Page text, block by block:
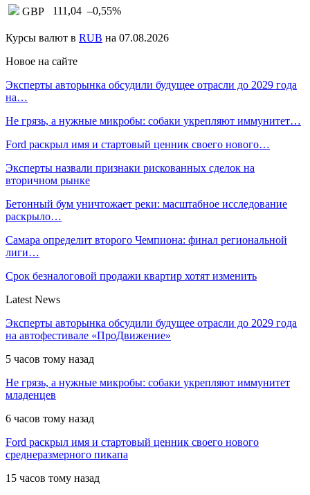
GBP
111,04 –0,55%
Курсы валют в RUB на 07.08.2026
Новое на сайте
Эксперты авторынка обсудили будущее отрасли до 2029 года
на…
Не грязь, а нужные микробы: собаки укрепляют иммунитет…
Ford раскрыл имя и стартовый ценник своего нового…
Эксперты назвали признаки рискованных сделок на
вторичном рынке
Бетонный бум уничтожает реки: масштабное исследование
раскрыло…
Самара определит второго Чемпиона: финал региональной
лиги…
Срок безналоговой продажи квартир хотят изменить
Latest News
Эксперты авторынка обсудили будущее отрасли до 2029 года
на автофестивале «ПроДвижение»
5 часов тому назад
Не грязь, а нужные микробы: собаки укрепляют иммунитет
младенцев
6 часов тому назад
Ford раскрыл имя и стартовый ценник своего нового
среднеразмерного пикапа
15 часов тому назад